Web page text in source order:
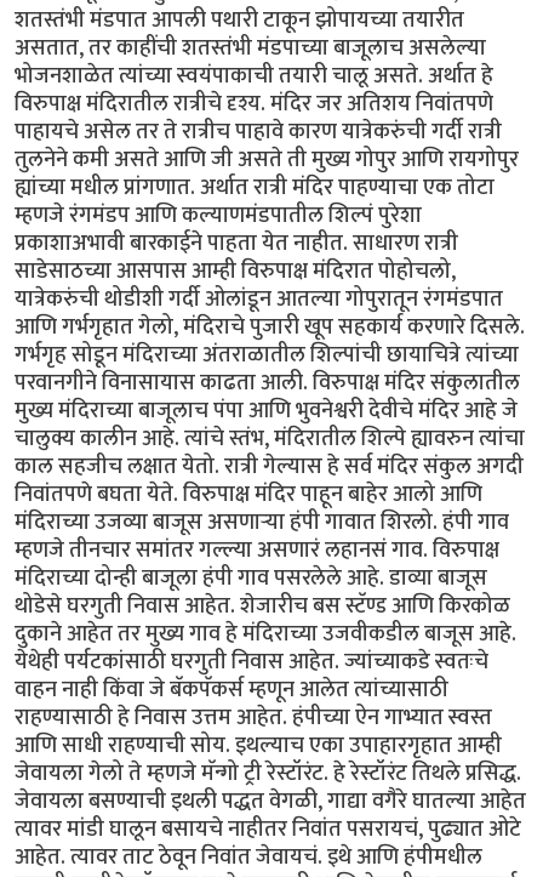
शतस्तंभी मंडपात आपली पथारी टाकून झोपायच्या तयारीत
असतात, तर काहींची शतस्तंभी मंडपाच्या बाजूलाच असलेल्या
भोजनशाळेत त्यांच्या स्वयंपाकाची तयारी चालू असते. अर्थात हे
विरुपाक्ष मंदिरातील रात्रीचे दृश्य. मंदिर जर अतिशय निवांतपणे
पाहायचे असेल तर ते रात्रीच पाहावे कारण यात्रेकरुंची गर्दी रात्री
तुलनेने कमी असते आणि जी असते ती मुख्य गोपुर आणि रायगोपुर
ह्यांच्या मधील प्रांगणात. अर्थात रात्री मंदिर पाहण्याचा एक तोटा
म्हणजे रंगमंडप आणि कल्याणमंडपातील शिल्पं पुरेशा
प्रकाशाअभावी बारकाईने पाहता येत नाहीत. साधारण रात्री
साडेसाठच्या आसपास आम्ही विरुपाक्ष मंदिरात पोहोचलो,
यात्रेकरुंची थोडीशी गर्दी ओलांडून आतल्या गोपुरातून रंगमंडपात
आणि गर्भगृहात गेलो, मंदिराचे पुजारी खूप सहकार्य करणारे दिसले.
गर्भगृह सोडून मंदिराच्या अंतराळातील शिल्पांची छायाचित्रे त्यांच्या
परवानगीने विनासायास काढता आली. विरुपाक्ष मंदिर संकुलातील
मुख्य मंदिराच्या बाजूलाच पंपा आणि भुवनेश्वरी देवीचे मंदिर आहे जे
चालुक्य कालीन आहे. त्यांचे स्तंभ, मंदिरातील शिल्पे ह्यावरुन त्यांचा
काल सहजीच लक्षात येतो. रात्री गेल्यास हे सर्व मंदिर संकुल अगदी
निवांतपणे बघता येते. विरुपाक्ष मंदिर पाहून बाहेर आलो आणि
मंदिराच्या उजव्या बाजूस असणार्‍या हंपी गावात शिरलो. हंपी गाव
म्हणजे तीनचार समांतर गल्ल्या असणारं लहानसं गाव. विरुपाक्ष
मंदिराच्या दोन्ही बाजूला हंपी गाव पसरलेले आहे. डाव्या बाजूस
थोडेसे घरगुती निवास आहेत. शेजारीच बस स्टॅण्ड आणि किरकोळ
दुकाने आहेत तर मुख्य गाव हे मंदिराच्या उजवीकडील बाजूस आहे.
येथेही पर्यटकांसाठी घरगुती निवास आहेत. ज्यांच्याकडे स्वतःचे
वाहन नाही किंवा जे बॅकपॅकर्स म्हणून आलेत त्यांच्यासाठी
राहण्यासाठी हे निवास उत्तम आहेत. हंपीच्या ऐन गाभ्यात स्वस्त
आणि साधी राहण्याची सोय. इथल्याच एका उपाहारगृहात आम्ही
जेवायला गेलो ते म्हणजे मॅन्गो ट्री रेस्टॉरंट. हे रेस्टॉरंट तिथले प्रसिद्ध.
जेवायला बसण्याची इथली पद्धत वेगळी, गाद्या वगैरे घातल्या आहेत
त्यावर मांडी घालून बसायचे नाहीतर निवांत पसरायचं, पुढ्यात ओटे
आहेत. त्यावर ताट ठेवून निवांत जेवायचं. इथे आणि हंपीमधील